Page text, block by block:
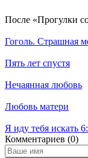
По­сле «Прогулки
Гоголь. Страшная
Пять лет спустя
Нечаянная любовь
Любовь матери
Я иду тебя искать
Ком­мен­та­ри­ев (0)